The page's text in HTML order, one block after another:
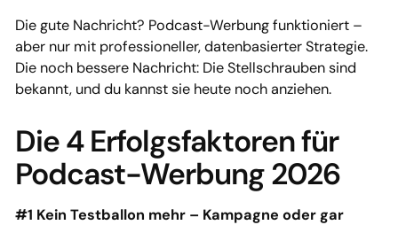
Die gute Nachricht? Podcast-Werbung funktioniert –
aber nur mit professioneller, datenbasierter Strategie.
Die noch bessere Nachricht: Die Stellschrauben sind
bekannt, und du kannst sie heute noch anziehen.
Die 4 Erfolgsfaktoren für
Podcast-Werbung 2026
#1 Kein Testballon mehr – Kampagne oder gar